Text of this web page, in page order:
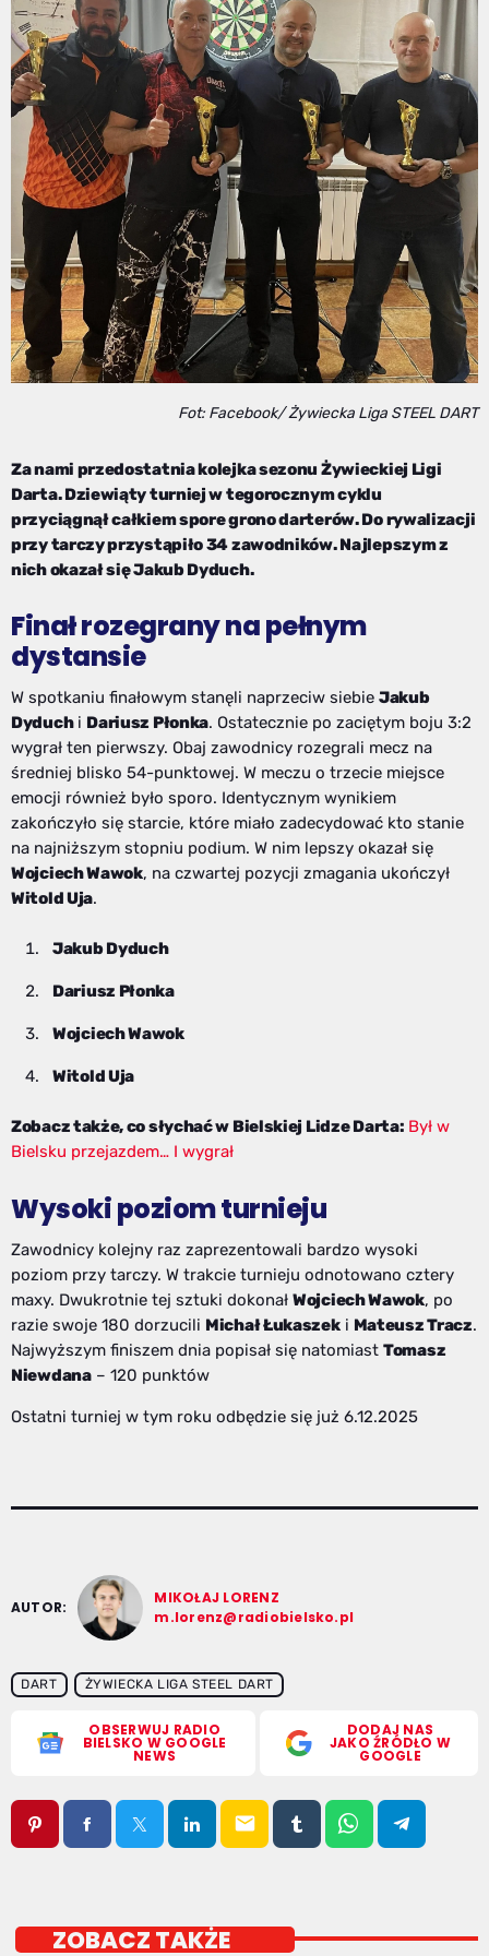
Fot: Facebook/ Żywiecka Liga STEEL DART
Za nami przedostatnia kolejka sezonu Żywieckiej Ligi
Darta. Dziewiąty turniej w tegorocznym cyklu
przyciągnął całkiem spore grono darterów. Do rywalizacji
przy tarczy przystąpiło 34 zawodników. Najlepszym z
nich okazał się Jakub Dyduch.
Finał rozegrany na pełnym
dystansie
W spotkaniu finałowym stanęli naprzeciw siebie Jakub
Dyduchi Dariusz Płonka. Ostatecznie po zaciętym boju 3:2
wygrał ten pierwszy. Obaj zawodnicy rozegrali mecz na
średniej blisko 54-punktowej. W meczu o trzecie miejsce
emocji również było sporo. Identycznym wynikiem
zakończyło się starcie, które miało zadecydować kto stanie
na najniższym stopniu podium. W nim lepszy okazał się
Wojciech Wawok, na czwartej pozycji zmagania ukończył
Witold Uja.
Jakub Dyduch
Dariusz Płonka
Wojciech Wawok
Witold Uja
Zobacz także, co słychać w Bielskiej Lidze Darta: Był w
Bielsku przejazdem… I wygrał
Wysoki poziom turnieju
Zawodnicy kolejny raz zaprezentowali bardzo wysoki
poziom przy tarczy. W trakcie turnieju odnotowano cztery
maxy. Dwukrotnie tej sztuki dokonał Wojciech Wawok, po
razie swoje 180 dorzucili Michał Łukaszeki Mateusz Tracz.
Najwyższym finiszem dnia popisał się natomiast Tomasz
Niewdana– 120 punktów
Ostatni turniej w tym roku odbędzie się już 6.12.2025
AUTOR:
MIKOŁAJ LORENZ
m.lorenz@radiobielsko.pl
DART ŻYWIECKA LIGA STEEL DART
OBSERWUJ RADIO
BIELSKO W GOOGLE
NEWS
DODAJ NAS
JAKO ŹRÓDŁO W
GOOGLE
email
ZOBACZ TAKŻE